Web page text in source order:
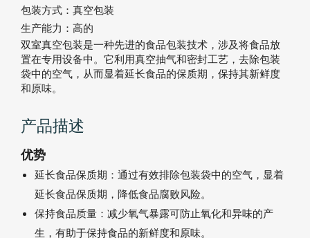
包装方式： 真空包装
生产能力： 高的
双室真空包装是一种先进的食品包装技术，涉及将食品放
置在专用设备中。它利用真空抽气和密封工艺，去除包装
袋中的空气，从而显着延长食品的保质期，保持其新鲜度
和原味。
产品描述
优势
延长食品保质期：通过有效排除包装袋中的空气，显着
延长食品保质期，降低食品腐败风险。
保持食品质量：减少氧气暴露可防止氧化和异味的产
生，有助于保持食品的新鲜度和原味。